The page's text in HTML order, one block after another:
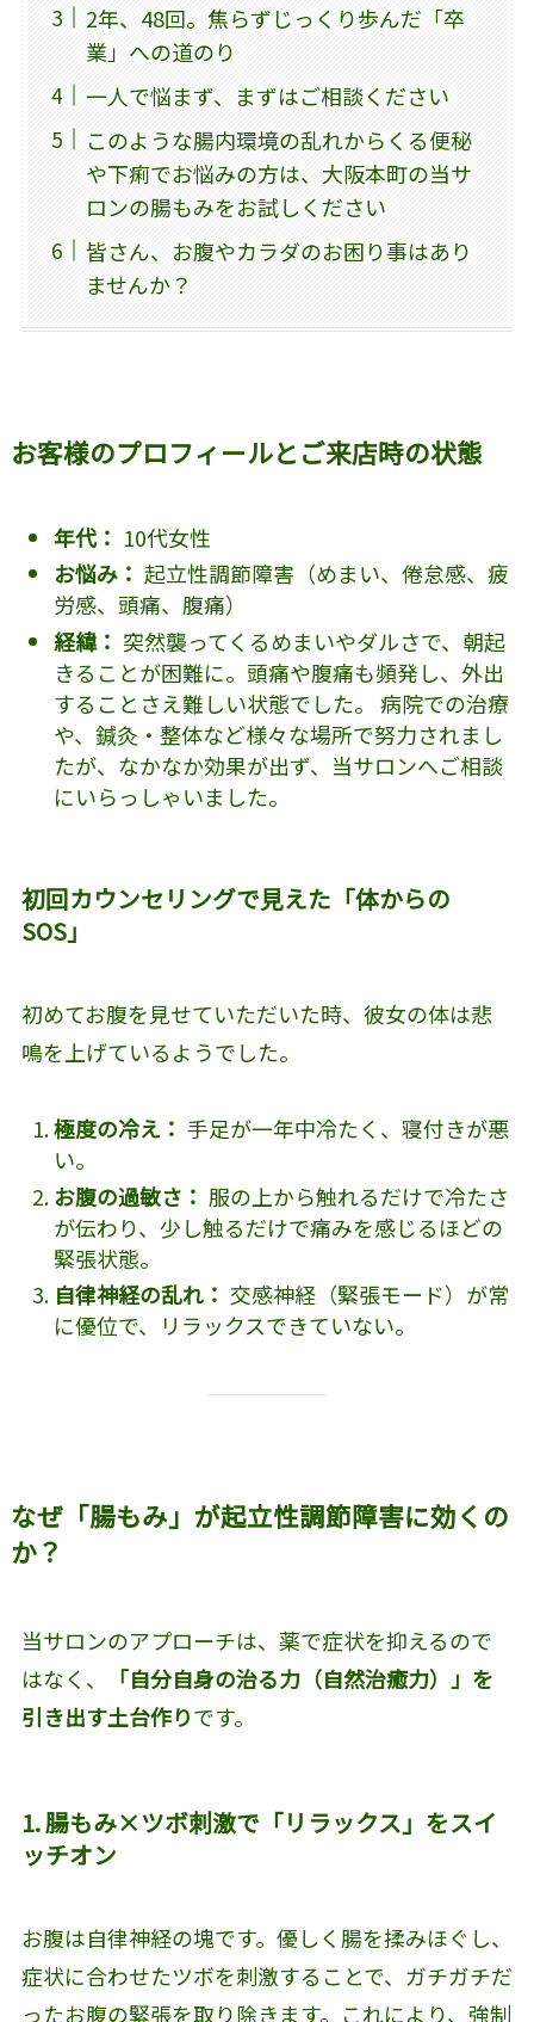
2年、48回。焦らずじっくり歩んだ「卒
業」への道のり
一人で悩まず、まずはご相談ください
このような腸内環境の乱れからくる便秘
や下痢でお悩みの方は、大阪本町の当サ
ロンの腸もみをお試しください
皆さん、お腹やカラダのお困り事はあり
ませんか？
お客様のプロフィールとご来店時の状態
年代： 10代女性
お悩み： 起立性調節障害（めまい、倦怠感、疲
労感、頭痛、腹痛）
経緯： 突然襲ってくるめまいやダルさで、朝起
きることが困難に。頭痛や腹痛も頻発し、外出
することさえ難しい状態でした。 病院での治療
や、鍼灸・整体など様々な場所で努力されまし
たが、なかなか効果が出ず、当サロンへご相談
にいらっしゃいました。
初回カウンセリングで見えた「体からの
SOS」
初めてお腹を見せていただいた時、彼女の体は悲
鳴を上げているようでした。
極度の冷え： 手足が一年中冷たく、寝付きが悪
い。
お腹の過敏さ： 服の上から触れるだけで冷たさ
が伝わり、少し触るだけで痛みを感じるほどの
緊張状態。
自律神経の乱れ： 交感神経（緊張モード）が常
に優位で、リラックスできていない。
なぜ「腸もみ」が起立性調節障害に効くの
か？
当サロンのアプローチは、薬で症状を抑えるので
はなく、
「自分自身の治る力（自然治癒力）」を
引き出す土台作りです。
1. 腸もみ×ツボ刺激で「リラックス」をスイ
ッチオン
お腹は自律神経の塊です。優しく腸を揉みほぐし、
症状に合わせたツボを刺激することで、ガチガチだ
ったお腹の緊張を取り除きます。これにより、強制